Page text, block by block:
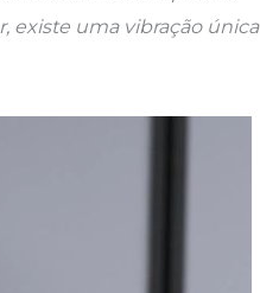
existe uma vibração única